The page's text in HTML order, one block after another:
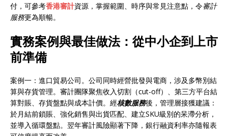
付，可參考香港審計資源，掌握範圍、時序與常見注意點，令審計
服務更為順暢。
實務案例與最佳做法：從中小企到上市
前準備
案例一：進口貿易公司。公司同時經營批發與電商，涉及多幣別結
算與存貨管理。審計團隊聚焦收入切割（cut-off）、第三方平台結
算對賬、存貨盤點與成本計價。經核數服務後，管理層接獲建議：
於月結前鎖賬、強化銷售與出貨匹配、建立SKU級別的呆滯分析，
並導入循環盤點。翌年審計風險顯著下降，銀行融資利率亦隨報表